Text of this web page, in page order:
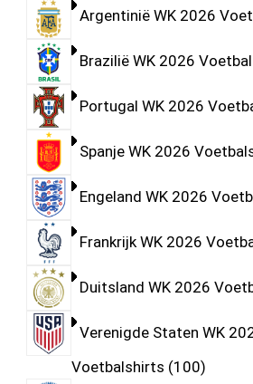
Argentinië WK 2026
Brazilië WK 2026
Portugal WK 2026
Spanje WK 2026
Engeland WK 2026
Frankrijk WK 2026
Duitsland WK 2026
Verenigde Staten WK
Voetbalshirts 100